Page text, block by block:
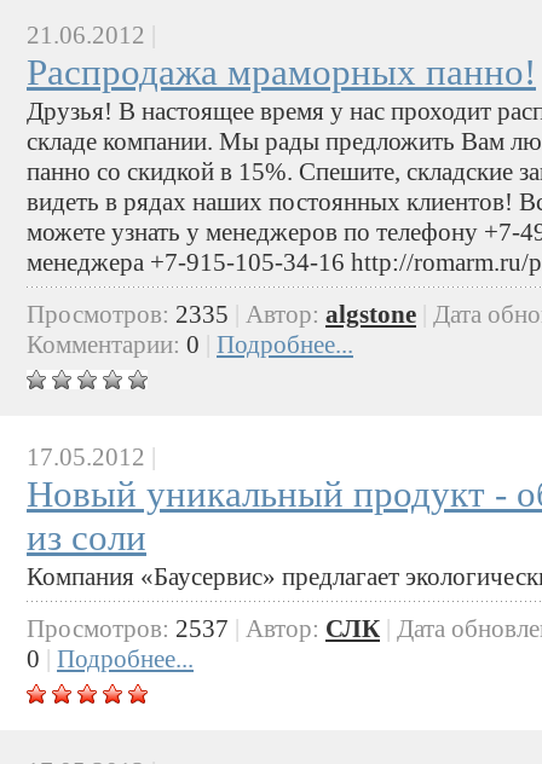
21.06.2012
Распродажа мраморных панно!
Друзья! В настоящее время у нас проходит
складе компании. Мы рады предложить Вам
панно со скидкой в 15%. Спешите, складские
видеть в рядах наших постоянных клиентов!
можете узнать у менеджеров по телефону +7-
менеджера +7-915-105-34-16 http://romarm.ru/
Просмотров: 2335 Автор: algstone
Дата
Комментарии: 0 Подробнее...
17.05.2012 |
Новый уникальный продукт -
из соли
Компания «Баусервис» предлагает
Просмотров: 2537 | Автор: СЛК | Дата
0 | Подробнее...